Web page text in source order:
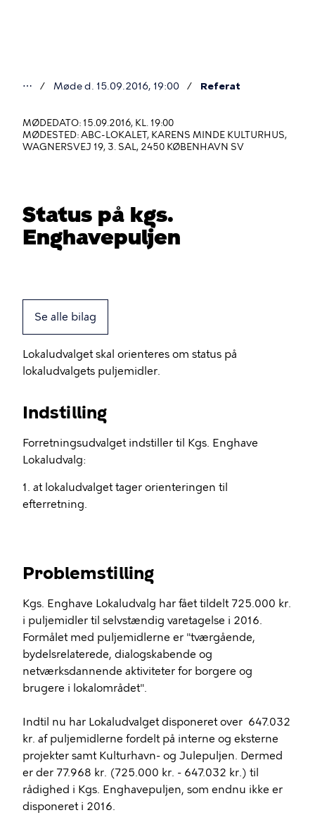
er
her
⋯ Møde d. 15.09.2016, 19:00 Referat
MØDEDATO: 15.09.2016, KL. 19:00
MØDESTED: ABC-LOKALET, KARENS MINDE KULTURHUS,
WAGNERSVEJ 19, 3. SAL, 2450 KØBENHAVN SV
Status på kgs.
Enghavepuljen
Se alle bilag
Lokaludvalget skal orienteres om status på
lokaludvalgets puljemidler.
Indstilling
Forretningsudvalget indstiller til Kgs. Enghave
Lokaludvalg:
1. at lokaludvalget tager orienteringen til
efterretning.
Problemstilling
Kgs. Enghave Lokaludvalg har fået tildelt 725.000 kr.
i puljemidler til selvstændig varetagelse i 2016.
Formålet med puljemidlerne er "tværgående,
bydelsrelaterede, dialogskabende og
netværksdannende aktiviteter for borgere og
brugere i lokalområdet".
Indtil nu har Lokaludvalget disponeret over 647.032
kr. af puljemidlerne fordelt på interne og eksterne
projekter samt Kulturhavn- og Julepuljen. Dermed
er der 77.968 kr. (725.000 kr. - 647.032 kr.) til
rådighed i Kgs. Enghavepuljen, som endnu ikke er
disponeret i 2016.